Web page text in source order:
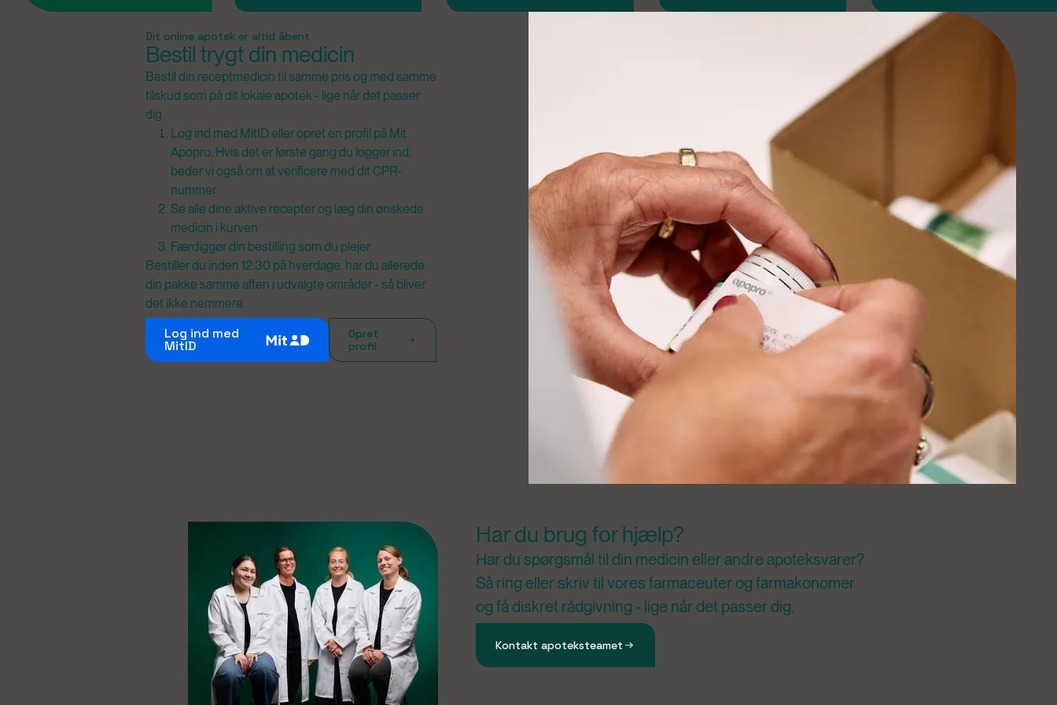
Dit online apotek er altid åbent
Bestil trygt din medicin
Bestil din receptmedicin til samme pris og med samme
tilskud som på dit lokale apotek - lige når det passer
dig.
Log ind med MitID eller opret en profil på Mit
Apopro. Hvis det er første gang du logger ind,
beder vi også om at verificere med dit CPR-
nummer
Se alle dine aktive recepter og læg din ønskede
medicin i kurven
Færdiggør din bestilling som du plejer
Bestiller du inden 12:30 på hverdage, har du allerede
din pakke samme aften i udvalgte områder - så bliver
det ikke nemmere.
Log ind med
MitID
Opret
profil
Har du brug for hjælp?
Har du spørgsmål til din medicin eller andre apoteksvarer?
Så ring eller skriv til vores farmaceuter og farmakonomer
og få diskret rådgivning - lige når det passer dig.
Kontakt apoteksteamet